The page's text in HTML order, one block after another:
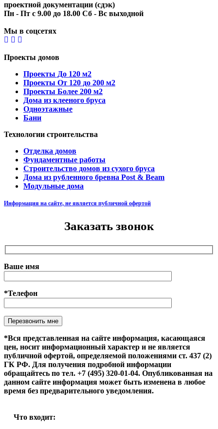
проектной документации (сдэк)
Пн - Пт с 9.00 до 18.00 Сб - Вс выходной
Мы в соцсетях
Проекты домов
Проекты До 120 м2
Проекты От 120 до 200 м2
Проекты Более 200 м2
Дома из клееного бруса
Одноэтажные
Бани
Технологии строительства
Отделка домов
Фундаментные работы
Строительство домов из сухого бруса
Дома из рубленного бревна Post & Beam
Модульные дома
Информация на сайте, не является публичной офертой
Заказать звонок
Ваше имя
*Телефон
Оставьте это поле пустым.
*Вся представленная на сайте информация, касающаяся
цен, носит информационный характер и не является
публичной офертой, определяемой положениями ст. 437 (2)
ГК РФ. Для получения подробной информации
обращайтесь по тел. +7 (495) 320-01-04. Опубликованная на
данном сайте информация может быть изменена в любое
время без предварительного уведомления.
Что входит: